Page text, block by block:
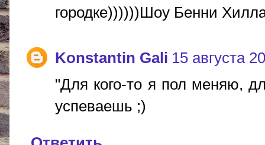
городке))))))Шоу Бенни
Konstantin Gali 15 августа
"Для кого-то я пол меняю,
успеваешь ;)